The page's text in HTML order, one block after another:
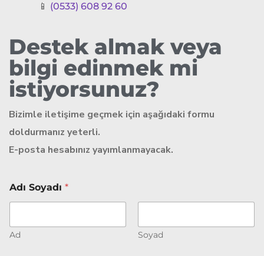
📱 (0533) 608 92 60
Destek almak veya
bilgi edinmek mi
istiyorsunuz?
Bizimle iletişime geçmek için aşağıdaki formu
doldurmanız yeterli.
E-posta hesabınız yayımlanmayacak.
i
r
e
t
Adı Soyadı *
Ad Soyad